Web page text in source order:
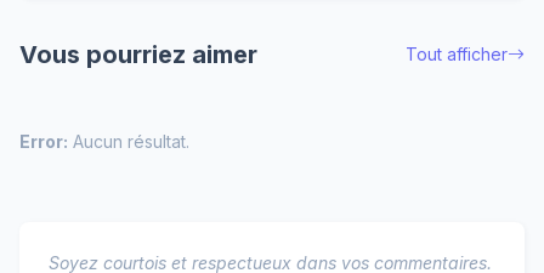
Vous pourriez aimer Tout afficher
Error: Aucun résultat.
Soyez courtois et respectueux dans vos commentaires.